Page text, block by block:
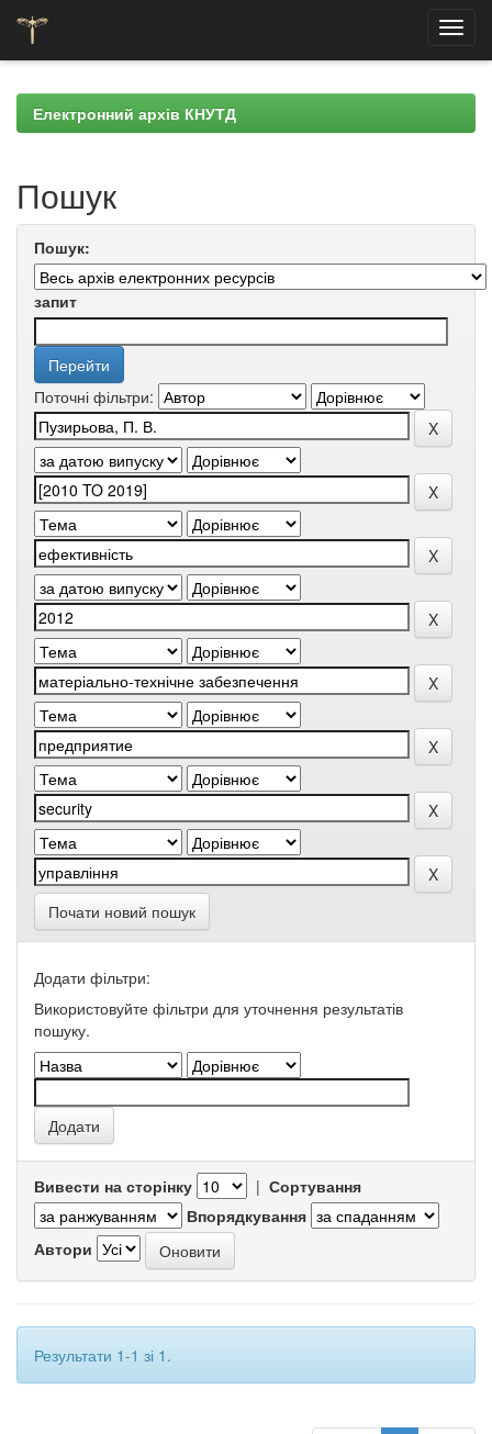
navigationЕлектронний архів КНУТД
Пошук
Пошук:
запит
Поточні фільтри:
Почати новий пошук
Додати фільтри:
Використовуйте фільтри для уточнення результатів
пошуку.
Вивести на сторінку | Сортування
Впорядкування
Автори
Результати 1-1 зі 1.